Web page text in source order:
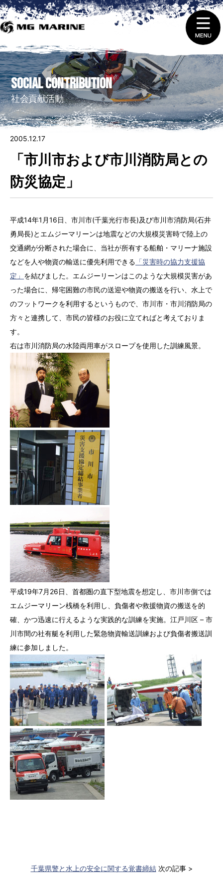
1.ニュース＆トピックス
2.船舶免許取得 ・ 免許証の更新と失効
3.販売（新艇＆中古艇）
5.整備 ・ 修理を依頼する
7.ゲレンデ会員（自宅保管）に入会する
8.ビジター（非会員）施設利用
9.フォトギャラリー
10.会社情報
⑪ チャーター
SOCIAL CONTRIBUTION
社会貢献活動
2005.12.17
「市川市および市川消防局との
防災協定」
平成14年1月16日、市川市(千葉光行市長)及び市川市消防局(石井
勇局長)とエムジーマリーンは地震などの大規模災害時で陸上の
交通網が分断された場合に、当社が所有する船舶・マリーナ施設
などを人や物資の輸送に優先利用できる 「災害時の協力支援協
定」 を結びました。エムジーリーンはこのような大規模災害があ
った場合に、帰宅困難の市民の送迎や物資の搬送を行い、水上で
のフットワークを利用するというもので、市川市・市川消防局の
方々と連携して、市民の皆様のお役に立てればと考えておりま
す。
右は市川消防局の水陸両用車がスロープを使用した訓練風景。
平成19年7月26日、首都圏の直下型地震を想定し、市川市側では
エムジーマリーン桟橋を利用し、負傷者や救援物資の搬送を的
確、かつ迅速に行えるような実践的な訓練を実施。江戸川区 – 市
川市間の社有艇を利用した緊急物資輸送訓練および負傷者搬送訓
練に参加しました。
千葉県警と水上の安全に関する覚書締結次の記事 >